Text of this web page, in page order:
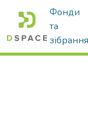
Фонди
та
зібрання